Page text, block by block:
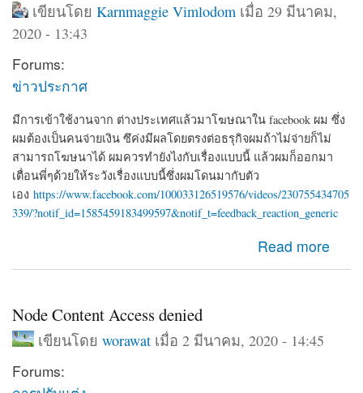
เขียนโดย Karnmaggie Vimlodom เมื่อ 29 มีนาคม,
2020 - 13:43
Forums:
ข่าวประกาศ
มีการเข้าใช้งานจาก ต่างประเทศแล้วมาโฆษณาใน facebook ผม ซึ่ง
ผมต้องเป็นคนจ่ายเงิน ซึค่งมีผลโดยตรงต่อธรุกิจผมถ้าไม่จ่ายก็ไม่
สามารถโฆษนาได้ ผมควรทำยังไงกับเรื่องแบบนี้ แล้วผมก็ออกมา
เตื่อนพี่ๆด้วยให้ระวังเรื่องแบบนี้ซึ่งผมโดนมากับตัว
เอง https://www.facebook.com/100033126519576/videos/230755434705
339/?notif_id=1585459183499597&notif_t=feedback_reaction_generic
Read more
about ผมโดน Hack จาก iP 192.126.154.97 ซึ่งเอาของตัว
เองมาโฆษนา ซึ่งเป็นเงินของผมที่จะต้องจ่าย
Node Content Access denied
เขียนโดย worawatเมื่อ 2 มีนาคม, 2020 - 14:45
Forums: